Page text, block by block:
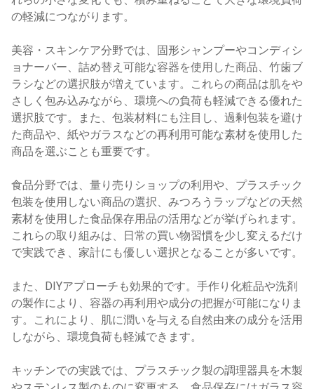
の軽減につながります。
美容・スキンケア分野では、固形シャンプーやコンディシ
ョナーバー、詰め替え可能な容器を使用した商品、竹歯ブ
ラシなどの選択肢が増えています。これらの商品は肌をや
さしく包み込みながら、環境への負荷も軽減できる優れた
選択肢です。また、包装材料にも注目し、過剰包装を避け
た商品や、紙やガラスなどの再利用可能な素材を使用した
商品を選ぶことも重要です。
食品分野では、量り売りショップの利用や、プラスチック
包装を使用しない商品の選択、みつろうラップなどの天然
素材を使用した食品保存用品の活用などが挙げられます。
これらの取り組みは、日常の買い物習慣を少し変えるだけ
で実践でき、家計にも優しい選択となることが多いです。
また、DIYアプローチも効果的です。手作り化粧品や洗剤
の製作により、容器の再利用や成分の把握が可能になりま
す。これにより、肌に潤いを与える自然由来の成分を活用
しながら、環境負荷も軽減できます。
キッチンでの実践では、プラスチック製の調理器具を木製